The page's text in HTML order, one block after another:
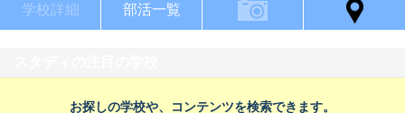
学校詳細 部活一覧
お探しの学校や、コンテンツを検索できます。